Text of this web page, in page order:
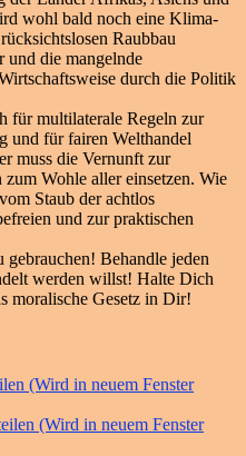
wohl bald noch eine Klima-
Raubbau
und die mangelnde
durch die Politik
für multilaterale Regeln zur
und für fairen Welthandel
muss die Vernunft zur
Wohle aller einsetzen. Wie
Staub der achtlos
und zur praktischen
Behandle jeden
werden willst! Halte Dich
moralische Gesetz in Dir!
(Wird in neuem Fenster
(Wird in neuem Fenster